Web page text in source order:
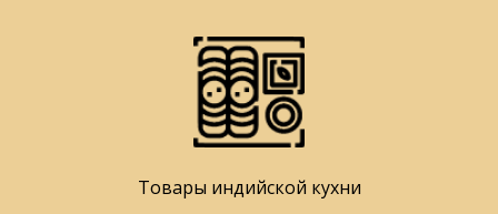
Товары индийской кухни